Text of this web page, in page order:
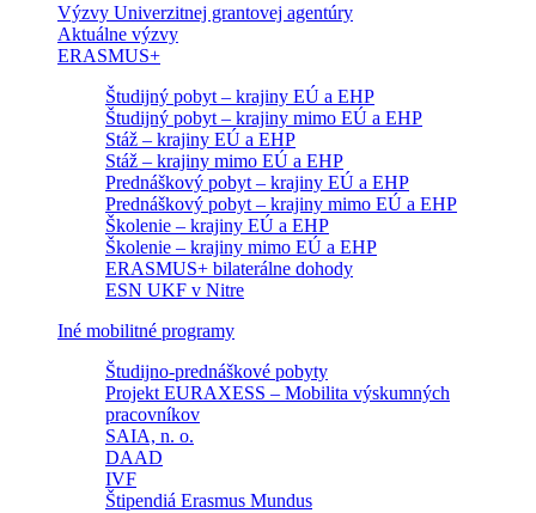
Výzvy Univerzitnej grantovej agentúry
Aktuálne výzvy
ERASMUS+
Študijný pobyt – krajiny EÚ a EHP
Študijný pobyt – krajiny mimo EÚ a EHP
Stáž – krajiny EÚ a EHP
Stáž – krajiny mimo EÚ a EHP
Prednáškový pobyt – krajiny EÚ a EHP
Prednáškový pobyt – krajiny mimo EÚ a EHP
Školenie – krajiny EÚ a EHP
Školenie – krajiny mimo EÚ a EHP
ERASMUS+ bilaterálne dohody
ESN UKF v Nitre
Iné mobilitné programy
Študijno-prednáškové pobyty
Projekt EURAXESS – Mobilita výskumných
pracovníkov
SAIA, n. o.
DAAD
IVF
Štipendiá Erasmus Mundus